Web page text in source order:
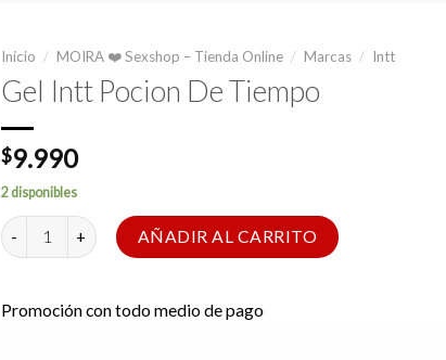
Inicio / MOIRA ❤️ Sexshop – Tienda Online / Marcas / Intt
Gel Intt Pocion De Tiempo
$9.990
2 disponibles
Gel Intt Pocion De Tiempo cantidad
AÑADIR AL CARRITO
Promoción con todo medio de pago